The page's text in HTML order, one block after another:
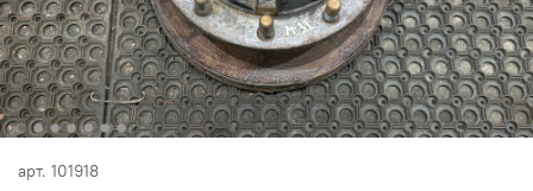
арт. 101918